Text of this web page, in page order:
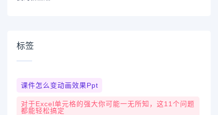
标签
课件怎么变动画效果ppt
对于excel单元格的强大你可能一无所知，这11个问题
都能轻松搞定